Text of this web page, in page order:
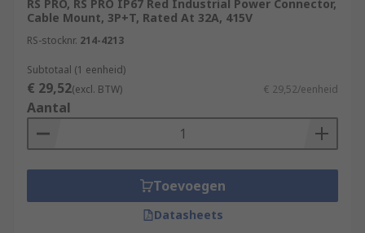
RS PRO, RS PRO IP67 Red Industrial Power Connector,
Cable Mount, 3P+T, Rated At 32A, 415V
RS-stocknr. 214-4213
Subtotaal (1 eenheid)
€ 29,52(excl. BTW) € 29,52/eenheid
Aantal
Toevoegen
Datasheets